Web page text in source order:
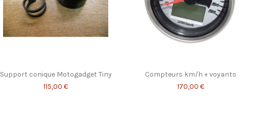
Support conique Motogadget Tiny
115,00 €
Compteurs km/h + voyants
170,00 €